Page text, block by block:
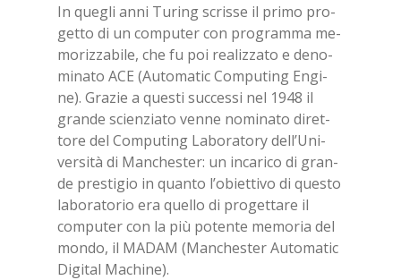
In que­gli anni Tu­ring scris­se il pri­mo pro­
get­to di un com­pu­ter con pro­gram­ma me­
mo­riz­za­bi­le, che fu poi rea­liz­za­to e de­no­
mi­na­to ACE (Au­to­ma­tic Com­pu­ting En­gi­
ne). Gra­zie a que­sti suc­ces­si nel 1948 il
gran­de scien­zia­to ven­ne no­mi­na­to di­ret­
to­re del Com­pu­ting La­bo­ra­to­ry del­l’U­ni­
ver­si­tà di Man­che­ster: un in­ca­ri­co di gran­
de pre­sti­gio in quan­to l’o­biet­ti­vo di que­sto
la­bo­ra­to­rio era quel­lo di pro­get­ta­re il
com­pu­ter con la più po­ten­te me­mo­ria del
mon­do, il MA­DAM (Man­che­ster Au­to­ma­tic
Di­gi­tal Ma­chi­ne).